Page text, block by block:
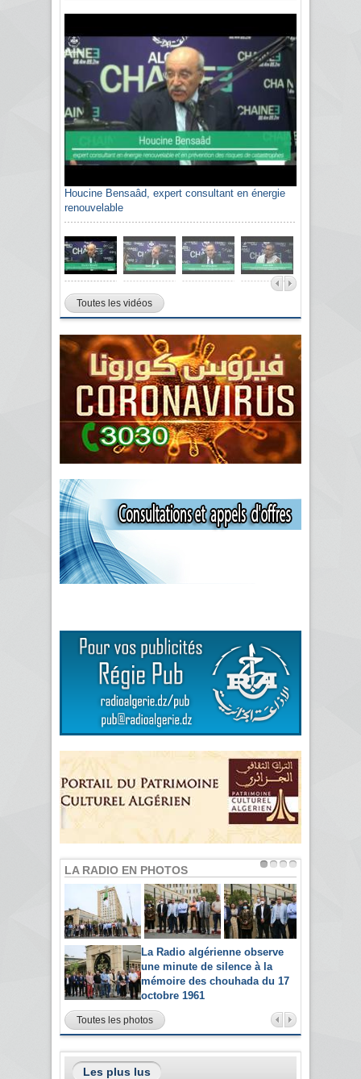
Houcine Bensaâd, expert consultant en énergie
renouvelable
Sami Agli, président de la Confédération
algérienne du patronat citoyen CAPC
Toutes les vidéos
LA RADIO EN PHOTOS
La Radio algérienne observe
une minute de silence à la
mémoire des chouhada du 17
octobre 1961
Toutes les photos
Les plus lus